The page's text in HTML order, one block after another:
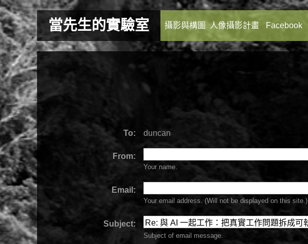
當先生的實驗室 攝影與構圖 人像攝影計畫 Facebook
To: duncan
From:
Your name.
Email:
Your email address. (Will not be displayed on this site.)
Subject:
Subject of email message.